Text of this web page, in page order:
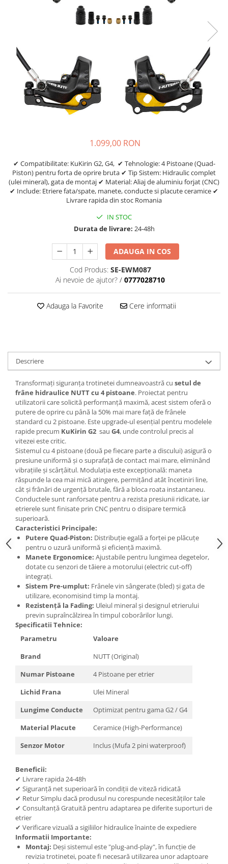
https://www.doctortrotineta.ro/lumini
Faruri
https://www.doctortrotineta.ro/cadru
Aparatori (aripi)
Cricuri trotineta
1.099,00 RON
✔ Compatibilitate: KuKirin G2, G4, ✔ Tehnologie: 4 Pistoane (Quad-
Piston) pentru forta de oprire bruta ✔ Tip Sistem: Hidraulic complet
(ulei mineral), gata de montaj ✔ Material: Aliaj de aluminiu forjat (CNC)
✔ Include: Etriere fata/spate, manete, conducte si placute ceramice ✔
Livrare rapida din stoc Romania
IN STOC
Durata de livrare: 24-48h
ADAUGA IN COS
Cod Produs: SE-EWM087
Ai nevoie de ajutor? / 0777028710
Adauga la Favorite Cere informatii
Descriere
Transformați siguranța trotinetei dumneavoastră cu setul de
frâne hidraulice NUTT cu 4 pistoane. Proiectat pentru
utilizatorii care solicită performanță maximă, acest sistem oferă o
putere de oprire cu până la 50% mai mare față de frânele
standard cu 2 pistoane. Este upgrade-ul esențial pentru modelele
rapide precum KuKirin G2 sau G4, unde controlul precis al
vitezei este critic.
Sistemul cu 4 pistoane (două pe fiecare parte a discului) asigură o
presiune uniformă și o suprafață de contact mai mare, eliminând
vibrațiile și scârțâitul. Modulația este excepțională: maneta
răspunde la cea mai mică atingere, permițând atât încetiniri line,
cât și frânări de urgență brutale, fără a bloca roata instantaneu.
Conductele sunt ranforsate pentru a rezista presiunii ridicate, iar
etrierele sunt finisate prin CNC pentru o disipare termică
superioară.
Caracteristici Principale:
Putere Quad-Piston: Distribuție egală a forței pe plăcuțe
pentru o uzură uniformă și eficiență maximă.
Manete Ergonomice: Ajustabile pentru lungimea degetelor,
dotate cu senzori de tăiere a motorului (electric cut-off)
integrați.
Sistem Pre-umplut: Frânele vin sângerate (bled) și gata de
utilizare, economisind timp la montaj.
Rezistență la Fading: Uleiul mineral și designul etrierului
previn supraîncălzirea în timpul coborârilor lungi.
Specificatii Tehnice:
Parametru
Valoare
Brand
NUTT (Original)
Numar Pistoane
4 Pistoane per etrier
Lichid Frana
Ulei Mineral
Lungime Conducte
Optimizat pentru gama G2 / G4
Material Placute
Ceramice (High-Performance)
Senzor Motor
Inclus (Mufa 2 pini waterproof)
Beneficii:
✔ Livrare rapida 24-48h
✔ Siguranță net superioară în condiții de viteză ridicată
✔ Retur Simplu dacă produsul nu corespunde necesităților tale
✔ Consultanță Gratuită pentru adaptarea pe diferite suporturi de
etrier
✔ Verificare vizuală a sigiliilor hidraulice înainte de expediere
Informatii Importante:
Montaj: Deși sistemul este "plug-and-play", în funcție de
revizia trotinetei, poate fi necesară utilizarea unor adaptoare